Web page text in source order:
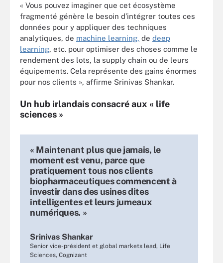
« Vous pouvez imaginer que cet écosystème
fragmenté génère le besoin d’intégrer toutes ces
données pour y appliquer des techniques
analytiques, de machine learning, de deep
learning, etc. pour optimiser des choses comme le
rendement des lots, la supply chain ou de leurs
équipements. Cela représente des gains énormes
pour nos clients », affirme Srinivas Shankar.
Un hub irlandais consacré aux « life
sciences »
« Maintenant plus que jamais, le
moment est venu, parce que
pratiquement tous nos clients
biopharmaceutiques commencent à
investir dans des usines dites
intelligentes et leurs jumeaux
numériques. »
Srinivas Shankar
Senior vice-président et global markets lead, Life
Sciences, Cognizant